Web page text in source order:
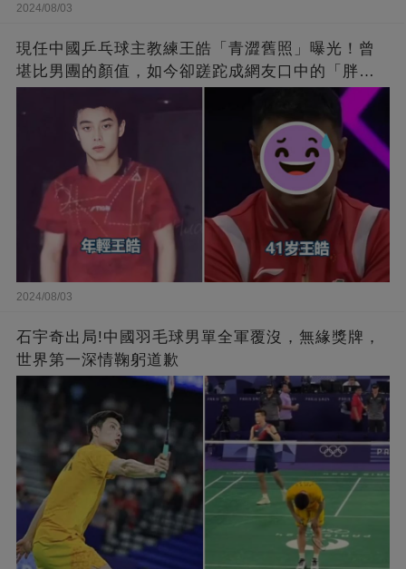
2024/08/03
現任中國乒乓球主教練王皓「青澀舊照」曝光！曾
堪比男團的顏值，如今卻蹉跎成網友口中的「胖大
2024/08/03
石宇奇出局!中國羽毛球男單全軍覆沒，無緣獎牌，
世界第一深情鞠躬道歉